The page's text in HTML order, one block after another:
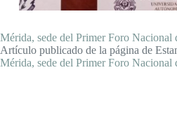
Mérida, sede del Primer Foro Nacional
Artículo publicado de la página de
Mérida, sede del Primer Foro Nacional